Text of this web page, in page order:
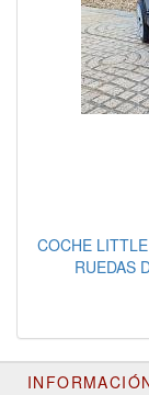
COCHE
RUEDAS